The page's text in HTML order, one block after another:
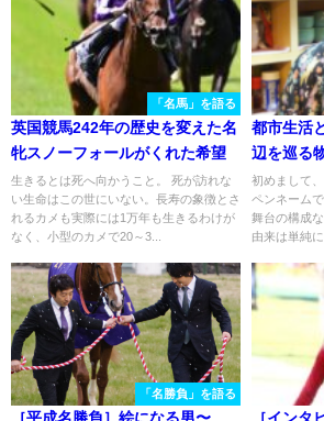
「名馬」を語る
英国競馬242年の歴史を変えた名
牝スノーフォールがくれた希望
生きるとは死へ向かうこと。 死が訪れな
い生命はこの世にいない。長寿の象徴とさ
れるカメも実際には1万年も生きるわけが
なく、小型のカメで20～3...
都市生活
辺を巡る
屋 きよ美
初めまして
ペンネーム
舞台の構成
由来は単純
「名勝負」を語る
［平成名勝負］絵になる男〜
［インタ